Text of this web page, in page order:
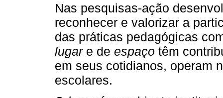
Nas pesquisas-ação
reconhecer e valorizar a
das práticas pedagógicas
lugare de espaço têm
em seus cotidianos, operam
escolares.